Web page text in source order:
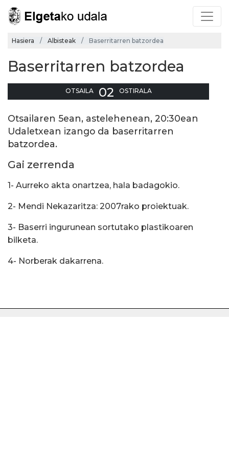
Hasiera Albisteak Baserritarren batzordea
Baserritarren batzordea
OTSAILA 02 OSTIRALA
Otsailaren 5ean, astelehenean, 20:30ean
Udaletxean izango da baserritarren
batzordea.
Gai zerrenda
1- Aurreko akta onartzea, hala badagokio.
2- Mendi Nekazaritza: 2007rako proiektuak.
3- Baserri ingurunean sortutako plastikoaren
bilketa.
4- Norberak dakarrena.